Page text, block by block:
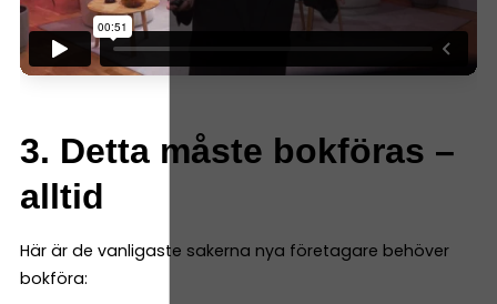
3. Detta måste bokföras –
alltid
Här är de vanligaste sakerna nya företagare behöver
bokföra: